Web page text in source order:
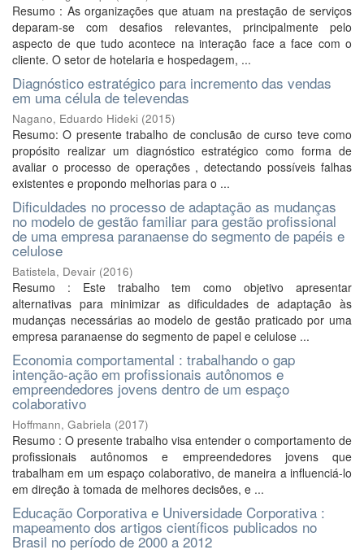
Resumo : As organizações que atuam na prestação de serviços
deparam-se com desafios relevantes, principalmente pelo
aspecto de que tudo acontece na interação face a face com o
cliente. O setor de hotelaria e hospedagem, ...
Diagnóstico estratégico para incremento das vendas
em uma célula de televendas
Nagano, Eduardo Hideki (2015)
Resumo: O presente trabalho de conclusão de curso teve como
propósito realizar um diagnóstico estratégico como forma de
avaliar o processo de operações , detectando possíveis falhas
existentes e propondo melhorias para o ...
Dificuldades no processo de adaptação as mudanças
no modelo de gestão familiar para gestão profissional
de uma empresa paranaense do segmento de papéis e
celulose
Batistela, Devair (2016)
Resumo : Este trabalho tem como objetivo apresentar
alternativas para minimizar as dificuldades de adaptação às
mudanças necessárias ao modelo de gestão praticado por uma
empresa paranaense do segmento de papel e celulose ...
Economia comportamental : trabalhando o gap
intenção-ação em profissionais autônomos e
empreendedores jovens dentro de um espaço
colaborativo
Hoffmann, Gabriela (2017)
Resumo : O presente trabalho visa entender o comportamento de
profissionais autônomos e empreendedores jovens que
trabalham em um espaço colaborativo, de maneira a influenciá-lo
em direção à tomada de melhores decisões, e ...
Educação Corporativa e Universidade Corporativa :
mapeamento dos artigos científicos publicados no
Brasil no período de 2000 a 2012